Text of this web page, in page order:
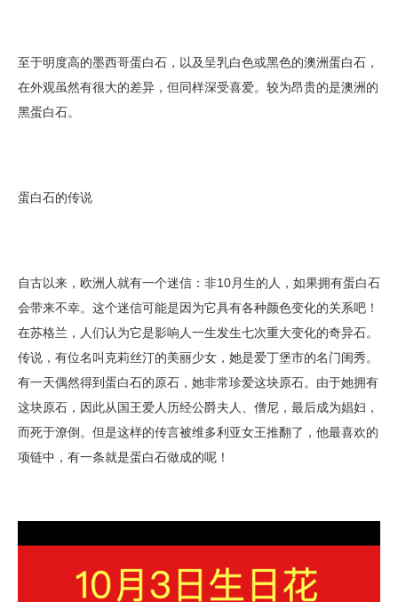
至于明度高的墨西哥蛋白石，以及呈乳白色或黑色的澳洲蛋白石，
在外观虽然有很大的差异，但同样深受喜爱。较为昂贵的是澳洲的
黑蛋白石。
蛋白石的传说
自古以来，欧洲人就有一个迷信：非10月生的人，如果拥有蛋白石
会带来不幸。这个迷信可能是因为它具有各种颜色变化的关系吧！
在苏格兰，人们认为它是影响人一生发生七次重大变化的奇异石。
传说，有位名叫克莉丝汀的美丽少女，她是爱丁堡市的名门闺秀。
有一天偶然得到蛋白石的原石，她非常珍爱这块原石。由于她拥有
这块原石，因此从国王爱人历经公爵夫人、僧尼，最后成为娼妇，
而死于潦倒。但是这样的传言被维多利亚女王推翻了，他最喜欢的
项链中，有一条就是蛋白石做成的呢！